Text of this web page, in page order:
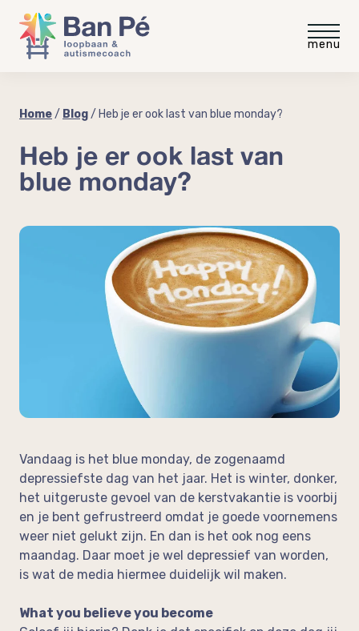
Gratis intakegesprek
Autisme en neurodiversiteit
Welke baan past bij mij?
Voor werkgevers
Gratis werkgevergids
Autisme op de werkvloer
Coaching voor medewerkers
Praktische workshop neurodiversiteit
op de werkvloer
Neem vrijblijvend contact op!
Home/ Blog/ Heb je er ook last van blue monday?
Heb je er ook last van
blue monday?
Vandaag is het blue monday, de zogenaamd
depressiefste dag van het jaar. Het is winter, donker,
het uitgeruste gevoel van de kerstvakantie is voorbij
en je bent gefrustreerd omdat je goede voornemens
weer niet gelukt zijn. En dan is het ook nog eens
maandag. Daar moet je wel depressief van worden,
is wat de media hiermee duidelijk wil maken.
What you believe you become